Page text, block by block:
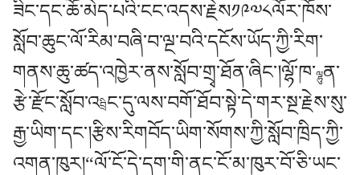
ཟིང་དང་ཆོ་མེད་པའི་ངང་འདས་རྗེས༡༩༧༨ལོར་ཁོས་
སློབ་ཆུང་ལོ་རིམ་བཞི་བ་ལྔ་བའི་དངོས་ཡོད་ཀྱི་རིག་
གནས་ཆུ་ཚད་འཁྱེར་ནས་སློབ་གྲྭ་ཐོན་ཞིང་།ལྷོ་ཁ་ལྷུན་
རྩེ་རྫོང་སློབ་འབྲིང་དུ་ལས་བགོ་ཐོབ་སྟེ་དེ་གར་སྔ་རྗེས་སུ་
རྒྱ་ཡིག་དང་།རྩིས་རིགབོད་ཡིག་སོགས་ཀྱི་སློབ་ཁྲིད་ཀྱི་
འགན་ཁུར།“ལོ་ངོ་དེ་དག་གི་ནང་ངོ་མ་ཁུར་བོ་ཅི་ཡང་